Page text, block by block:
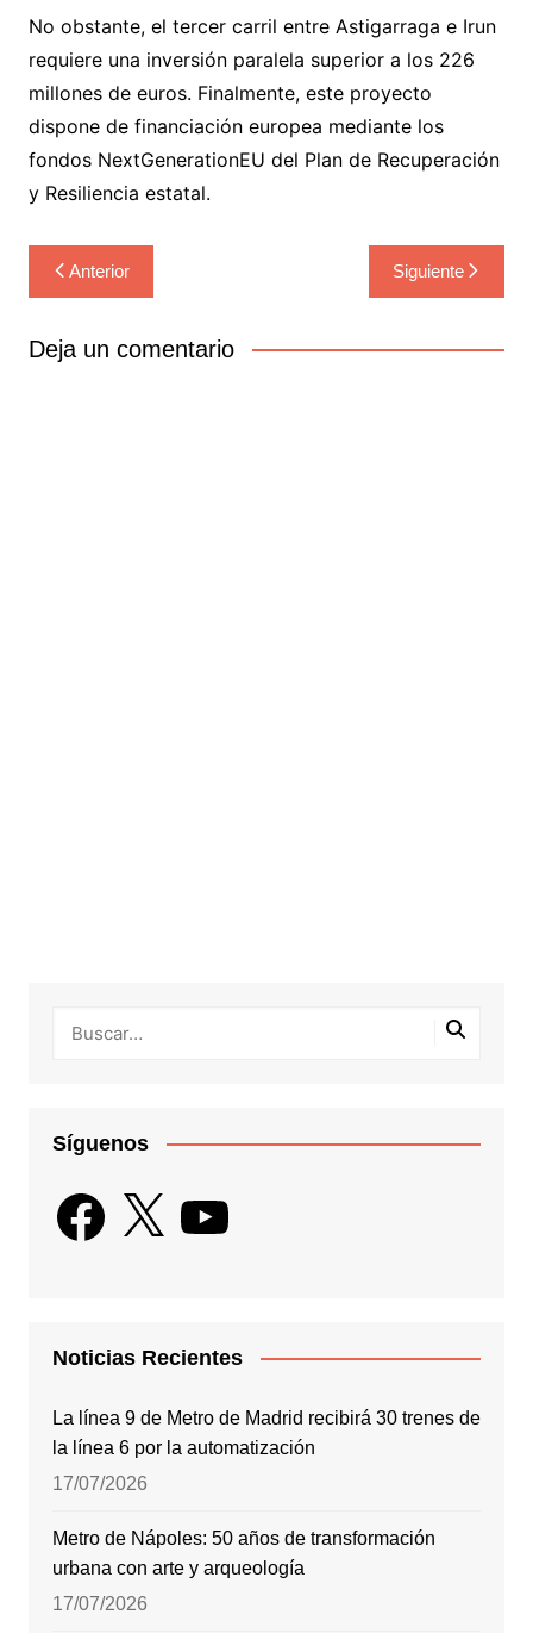
No obstante, el tercer carril entre Astigarraga e Irun
requiere una inversión paralela superior a los 226
millones de euros. Finalmente, este proyecto
dispone de financiación europea mediante los
fondos NextGenerationEU del Plan de Recuperación
y Resiliencia estatal.
Navegación
de
entradas
Anterior Siguiente
Deja un comentario
Síguenos
Facebook
X YouTube
Noticias Recientes
La línea 9 de Metro de Madrid recibirá 30 trenes de
la línea 6 por la automatización
17/07/2026
Metro de Nápoles: 50 años de transformación
urbana con arte y arqueología
17/07/2026